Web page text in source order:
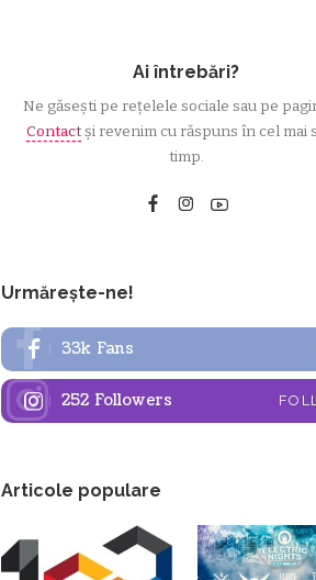
Ai întrebări?
Ne găsești pe rețelele sociale sau pe
Contactși revenim cu răspuns în cel mai
timp.
Urmărește-ne!
33k Fans
252 Followers
Articole populare